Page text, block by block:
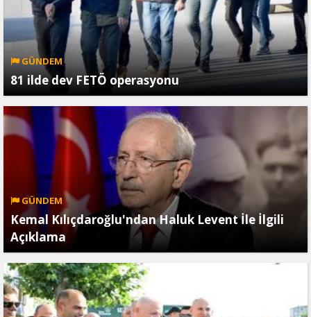
GÜNDEM
81 ilde dev FETÖ operasyonu
GÜNDEM
Kemal Kılıçdaroğlu'ndan Haluk Levent İle İlgili
Açıklama